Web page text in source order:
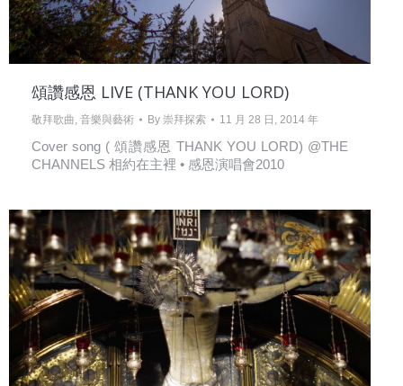
頌讚感恩 LIVE (THANK YOU LORD)
敬拜歌曲, 音樂與藝術 By 崇拜探索 11 月 28 日, 2014 年
Cover song ( 頌讚感恩 THANK YOU LORD) @THE
CHANNELS 相約在主裡 • 感恩演唱會2010